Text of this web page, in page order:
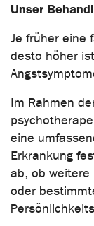
Unser
Je früher eine
desto höher
Im Rahmen
eine
Erkrankung
ab, ob weitere
oder